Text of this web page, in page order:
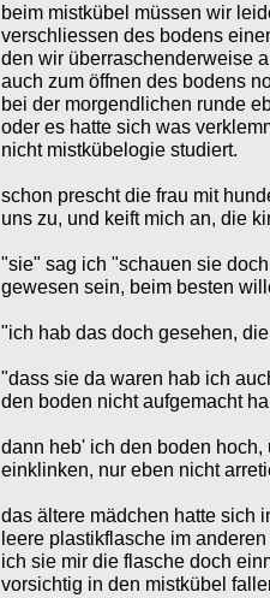
beim mistkübel müssen wir
verschliessen des bodens
den wir überraschenderweise
auch zum öffnen des bodens
bei der morgendlichen runde
oder es hatte sich was
nicht mistkübelogie studiert.
schon prescht die frau mit
uns zu, und keift mich an, die
"sie" sag ich "schauen sie
gewesen sein, beim besten
"ich hab das doch gesehen,
"dass sie da waren hab ich
den boden nicht aufgemacht
dann heb' ich den boden
einklinken, nur eben nicht
das ältere mädchen hatte sich
leere plastikflasche im
ich sie mir die flasche doch
vorsichtig in den mistkübel